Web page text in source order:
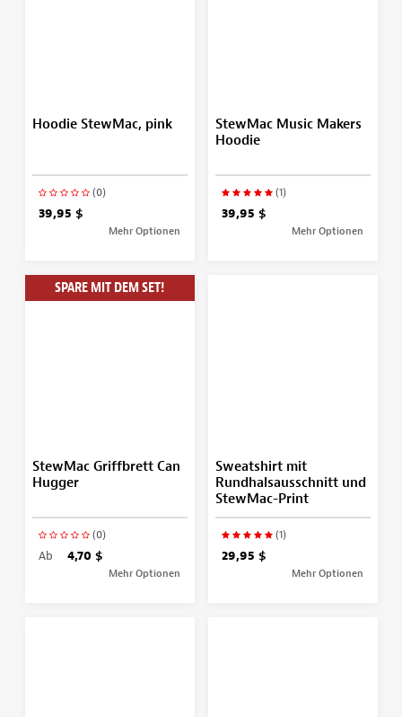
Hoodie StewMac, pink
(0)
39,95 $
Mehr Optionen
StewMac Music Makers
Hoodie
(1)
39,95 $
Mehr Optionen
SPARE MIT DEM SET!
StewMac Griffbrett Can
Hugger
(0)
Ab 4,70 $
Mehr Optionen
Sweatshirt mit
Rundhalsausschnitt und
StewMac-Print
(1)
29,95 $
Mehr Optionen